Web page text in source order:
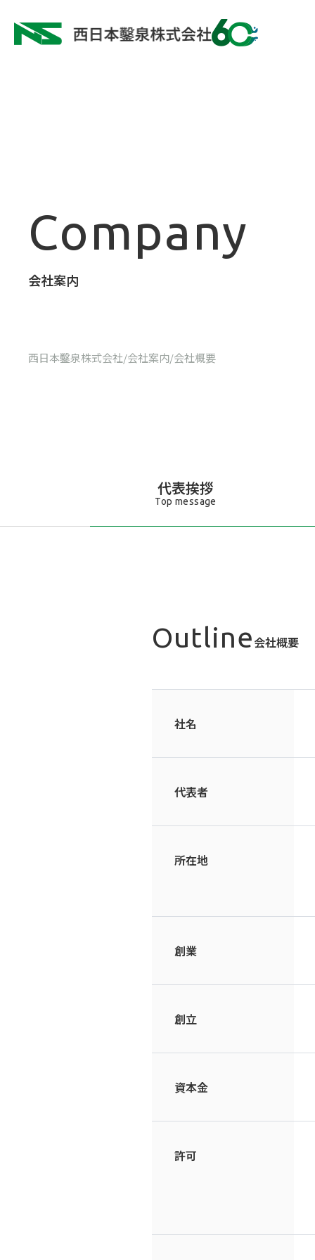
company
会社案内
西日本鑿泉株式会社/会社案内/会社概要
代表挨拶
Top message
Outline会社概要
社名
代表者
所在地
創業
創立
資本金
許可